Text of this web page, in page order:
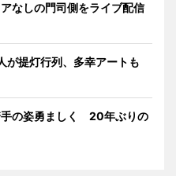
なしの門司側をライブ配信
提灯行列、多幸アートも
手の姿勇ましく 20年ぶりの